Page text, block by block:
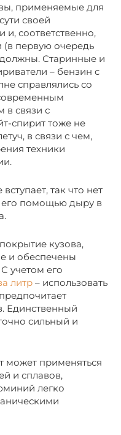
применяемые для
своей
и, соответственно,
(в первую очередь
Старинные и
– бензин с
справлялись со
в связи с
спирит тоже не
в связи с чем,
техники
так что нет
его помощью дыру в
кузова,
и обеспечены
учетом его
литр – использовать
Единственный
сильный и
может применяться
и сплавов,
легко